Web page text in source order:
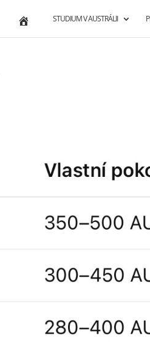
STUDIUM V AUSTRÁLII